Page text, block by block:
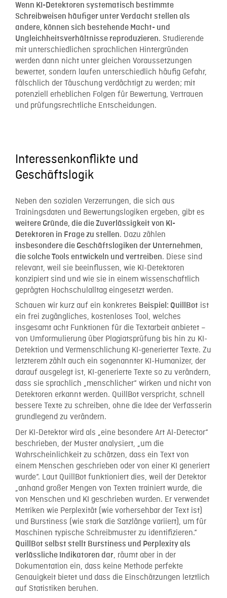
Wenn KI-Detektoren systematisch bestimmte
Schreibweisen häufiger unter Verdacht stellen als
andere, können sich bestehende Macht- und
Ungleichheitsverhältnisse reproduzieren. Studierende
mit unterschiedlichen sprachlichen Hintergründen
werden dann nicht unter gleichen Voraussetzungen
bewertet, sondern laufen unterschiedlich häufig Gefahr,
fälschlich der Täuschung verdächtigt zu werden; mit
potenziell erheblichen Folgen für Bewertung, Vertrauen
und prüfungsrechtliche Entscheidungen.
Interessenkonflikte und
Geschäftslogik
Neben den sozialen Verzerrungen, die sich aus
Trainingsdaten und Bewertungslogiken ergeben, gibt es
weitere Gründe, die die Zuverlässigkeit von KI-
Detektoren in Frage zu stellen. Dazu zählen
insbesondere die Geschäftslogiken der Unternehmen,
die solche Tools entwickeln und vertreiben. Diese sind
relevant, weil sie beeinflussen, wie KI-Detektoren
konzipiert sind und wie sie in einem wissenschaftlich
geprägten Hochschulalltag eingesetzt werden.
Schauen wir kurz auf ein konkretes Beispiel: QuillBot ist
ein frei zugängliches, kostenloses Tool, welches
insgesamt acht Funktionen für die Textarbeit anbietet –
von Umformulierung über Plagiatsprüfung bis hin zu KI-
Detektion und Vermenschlichung KI-generierter Texte. Zu
letzterem zählt auch ein sogenannter KI-Humanizer, der
darauf ausgelegt ist, KI-generierte Texte so zu verändern,
dass sie sprachlich „menschlicher“ wirken und nicht von
Detektoren erkannt werden. QuillBot verspricht, schnell
bessere Texte zu schreiben, ohne die Idee der Verfasserin
grundlegend zu verändern.
Der KI-Detektor wird als „eine besondere Art AI-Detector“
beschrieben, der Muster analysiert, „um die
Wahrscheinlichkeit zu schätzen, dass ein Text von
einem Menschen geschrieben oder von einer KI generiert
wurde“. Laut QuillBot funktioniert dies, weil der Detektor
„anhand großer Mengen von Texten trainiert wurde, die
von Menschen und KI geschrieben wurden. Er verwendet
Metriken wie Perplexität (wie vorhersehbar der Text ist)
und Burstiness (wie stark die Satzlänge variiert), um für
Maschinen typische Schreibmuster zu identifizieren.“
QuillBot selbst stellt Burstiness und Perplexity als
verlässliche Indikatoren dar, räumt aber in der
Dokumentation ein, dass keine Methode perfekte
Genauigkeit bietet und dass die Einschätzungen letztlich
auf Statistiken beruhen.